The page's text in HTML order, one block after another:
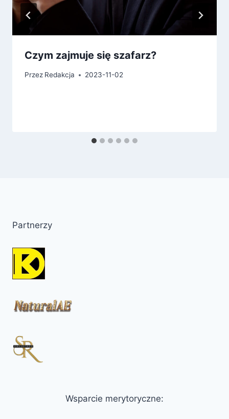
Czym zajmuje się szafarz?
Przez Redakcja 2023-11-02
Partnerzy
Wsparcie merytoryczne: